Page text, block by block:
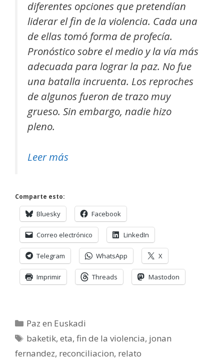
diferentes opciones que pretendían
liderar el fin de la violencia. Cada una
de ellas tomó forma de profecía.
Pronóstico sobre el medio y la vía más
adecuada para lograr la paz. No fue
una batalla incruenta. Los reproches
de algunos fueron de trazo muy
grueso. Sin embargo, nadie hizo
pleno.
Leer más
Comparte esto:
Bluesky Facebook
Correo electrónico LinkedIn
Telegram WhatsApp X
Imprimir Threads Mastodon
Categorías
Paz en Euskadi
Etiquetas
baketik,eta,fin de la violencia, jonan
fernandez, reconciliacion, relato